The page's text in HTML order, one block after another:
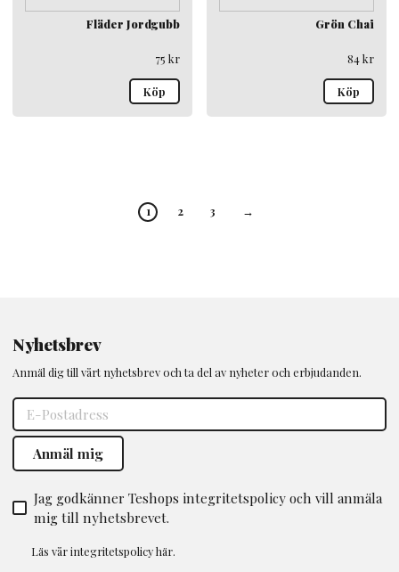
Fläder Jordgubb
75 kr
Köp
Grön Chai
84kr
Köp
1 2 3 →
Nyhetsbrev
Anmäl dig till vårt nyhetsbrev och ta del av nyheter och erbjudanden.
Jag godkänner Teshops integritetspolicy och vill anmäla
mig till nyhetsbrevet.
Läs vårintegritetspolicyhär.